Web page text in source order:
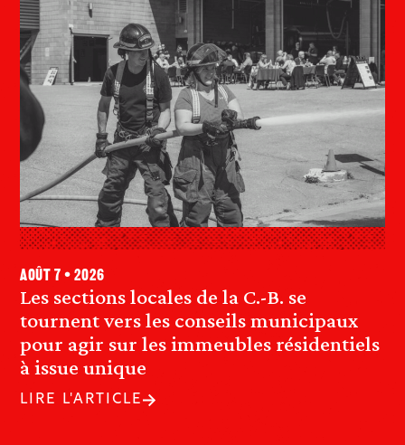
Les sections locales de la C.-B. se
tournent vers les conseils municipaux
pour agir sur les immeubles résidentiels
à issue unique
août 7 • 2026
LIRE L'ARTICLE